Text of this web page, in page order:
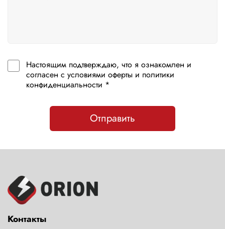
Настоящим подтверждаю, что я ознакомлен и
согласен с условиями оферты и политики
конфиденциальности *
Отправить
Контакты